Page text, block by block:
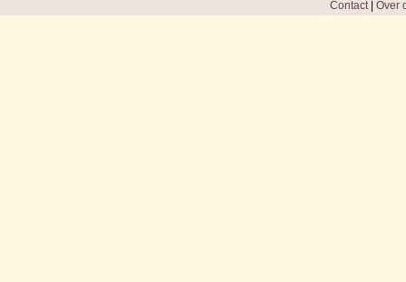
Contact| Over